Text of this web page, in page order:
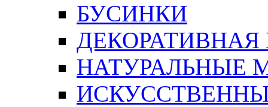
БУСИНКИ
ДЕКОРАТИВНАЯ
НАТУРАЛЬНЫЕ